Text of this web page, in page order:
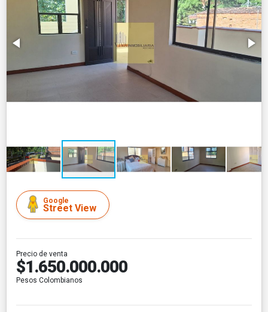
Google
Street View
Precio de venta
$1.650.000.000
Pesos Colombianos